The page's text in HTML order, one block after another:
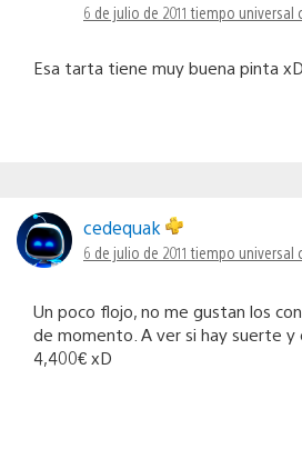
comentarios
6 de julio de 2011 tiempo universal
Esa tarta tiene muy buena pinta xD
cedequak
6 de julio de 2011 tiempo universal
Un poco flojo, no me gustan los
de momento. A ver si hay suerte
4,400€ xD